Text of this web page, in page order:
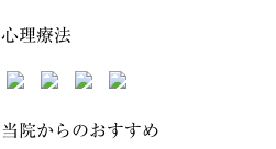
心理療法
当院からのおすすめ